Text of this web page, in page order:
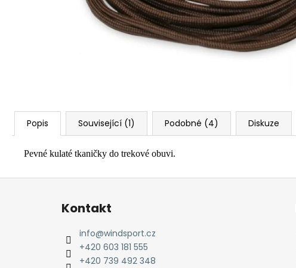
Popis Související (1) Podobné (4) Diskuze
Pevné kulaté tkaničky do trekové obuvi.
Z
Kontakt
info@windsport.cz
+420 603 181 555
+420 739 492 348